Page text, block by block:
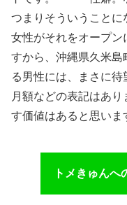
つまりそういうこと
女性がそれをオープ
すから、沖縄県久米
る男性には、まさに
月額などの表記はあ
す価値はあると思いま
トメきゅん